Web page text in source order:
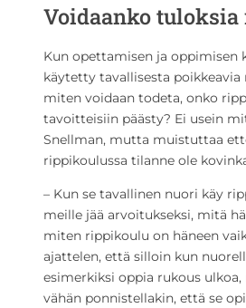
Voidaanko tuloksia
Kun opettamisen ja oppimisen
käytetty tavallisesta poikkeavia
miten voidaan todeta, onko
tavoitteisiin päästy? Ei usein
Snellman, mutta muistuttaa
rippikoulussa tilanne ole
– Kun se tavallinen nuori käy
meille jää arvoitukseksi, mitä
miten rippikoulu on häneen
ajattelen, että silloin kun
esimerkiksi oppia rukous
vähän ponnistellakin, että se